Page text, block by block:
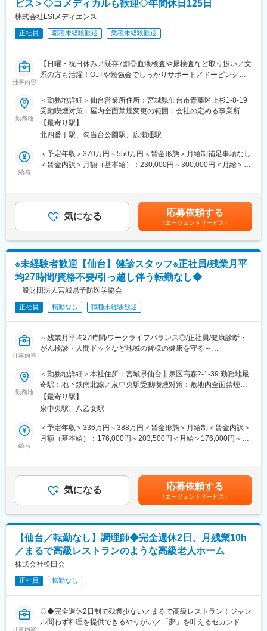
9：00～送迎（塩釜市近隣）※ハイエースを運転していただきま
す。
10：15～支援業務
11：15～休憩
12：00～昼休憩
※社割で昼食が250円で召し上がっていただくことができます◎
13：00～支援業務
・資格取得支援制度あり、無資格の方も介護初任者研修、実務者
研修、介護福祉士など全額会社負担で取得していただくことがで
きます。
・社外への研修制度も充実しています。（規定に基づき金額会社
■当社について：
■当社の魅力／実績：
・宮城県「女性のチカラを活かす企業」認証
・経済産業省「地域未来牽引企業」選出
・復興庁「新しい東北」復興創生顕彰
・介護労働安定センター「優良事業所」
・経済産業省「健康経営優良法人」
変更の範囲：無
ビス＞◇コメディカルも歓迎◇年間休日125日
株式会社LSIメディエンス
正社員 職種未経験歓迎 業種未経験歓迎
仕事内容
【日曜・祝日休み／既存7割◎血液検査や尿検査など取り扱い／文
系の方も活躍！OJTや勉強会でしっかりサポート／ドーピング検
■職務内容：
医療機関へ訪問し、臨床検査（血液検査や尿検査など）受託サー
ビスの提案をお任せします。
＜当社の臨床検査受託サービスについて＞
医療機関が、正確で迅速な“診断”を行うための第一歩となるのが、
を行っています。
当社のサービスは、病気の予防や早期発見、治療に貢献しており
・病院や診療所など、医療機関への定期訪問
└既存7割、新規3割
※臨床検査に関する情報提供、顧客のニーズに合わせた検査方法や
検査項目の提案、アフターフォローなどを行います。
・受託した臨床検査の結果報告
・臨床検査受託サービスの契約
・検査用機器の準備、書類作成
■入社後のフォロー体制：
おります。
★臨床検査は理系分野になりますが、営業職は文系出身の社員が
多数活躍しております！
5名程度の組織となります。幅広い年代の社員が活躍しておりま
す。
・週休2日制：日曜・祝日+シフト制で1日休み
・残業代は全額支給
・平均勤続年数：14.6年
・平均有給休暇取得日数：12.6日
・育児休業取得率：男性→66.7%、女性→100％
■各種手当について：
家族手当、住宅手当あり
イエンス」の融合による独自のスタイルで新たなビジネスモデル
を確立し、広い視野を持って日本の医療の発展に貢献してきまし
勤務地
＜勤務地詳細＞仙台営業所住所：宮城県仙台市青葉区上杉1-8-19
受動喫煙対策：屋内全面禁煙変更の範囲：会社の定める事業所
【最寄り駅】
北四番丁駅、勾当台公園駅、広瀬通駅
給与
＜予定年収＞370万円～550万円＜賃金形態＞月給制補足事項なし
＜賃金内訳＞月額（基本給）：230,000円～300,000円＜月給＞
あり、選考を通じて上下する可能性があります。月給(月額)は固定
手当を含めた表記です。
気になる 応募依頼する
（エージェントサービス）
※未経験者歓迎【仙台】健診スタッフ※正社員/残業月平
均27時間/資格不要/引っ越し伴う転勤なし◆
一般財団法人宮城県予防医学協会
正社員 転勤なし 職種未経験歓迎
仕事内容
～残業月平均27時間/ワークライフバランス◎/正社員/健康診断・
がん検診・人間ドックなど地域の皆様の健康を守る～
＜各種健康診断・人間ドック・特定健診・特定保健指導を行う当
協会にて、巡回健診のスタッフ業務をお任せします＞
■職務内容について：
巡回健診の際に以下業務を担当いただきます。
・身体計測
・PC使用の受付及び検体（血液等）取り扱い業務
場へ移動します。
■入社後の流れ：
まずは既存社員の方と検診現場に行っていただき、現場で一緒に
業務をこなしながら、
徐々に覚えていただく予定になります。
■就業環境について：
繁忙期と閑散期が明確に分かれているので、ワークライフバラン
スを両立しながらはたらくことが可能です。
勤務地
＜勤務地詳細＞本社住所：宮城県仙台市泉区高森2-1-39 勤務地最
寄駅：地下鉄南北線／泉中央駅受動喫煙対策：敷地内全面禁煙変
更の範囲：会社の定める事業所
【最寄り駅】
泉中央駅、八乙女駅
給与
＜予定年収＞336万円～388万円＜賃金形態＞月給制＜賃金内訳＞
月額（基本給）：176,000円～203,500円＜月給＞176,000円～
金はあくまでも目安の金額であり、選考を通じて上下する可能性
があります。月給(月額)は固定手当を含めた表記です。
気になる 応募依頼する
（エージェントサービス）
【仙台／転勤なし】調理師◆完全週休2日、月残業10h
／まるで高級レストランのような高級老人ホーム
株式会社松田会
正社員 転勤なし
仕事内容
◇◆完全週休2日制で残業少ない／まるで高級レストラン！ジャン
ル問わず料理を提供できるやりがい／「夢」を叶えるセカンドラ